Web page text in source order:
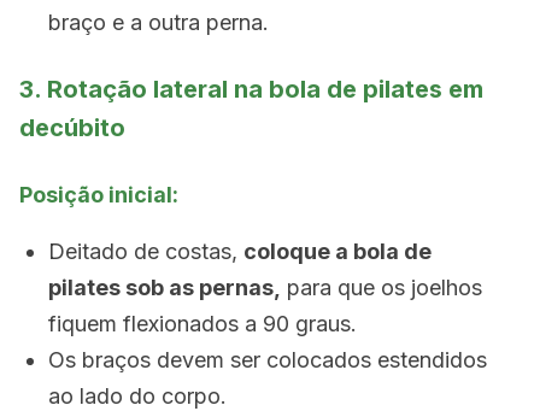
braço e a outra perna.
3. Rotação lateral na bola de pilates em
decúbito
Posição inicial:
Deitado de costas, coloque a bola de
pilates sob as pernas, para que os joelhos
fiquem flexionados a 90 graus.
Os braços devem ser colocados estendidos
ao lado do corpo.